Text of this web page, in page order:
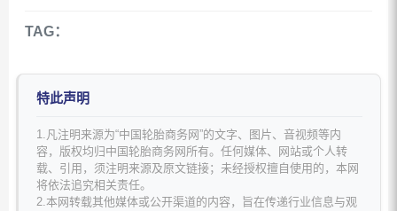
TAG：
特此声明
1.凡注明来源为“中国轮胎商务网”的文字、图片、音视频等内
容，版权均归中国轮胎商务网所有。任何媒体、网站或个人转
载、引用，须注明来源及原文链接；未经授权擅自使用的，本网
将依法追究相关责任。
2.本网转载其他媒体或公开渠道的内容，旨在传递行业信息与观